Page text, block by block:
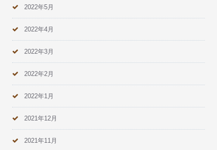
2022年5月
2022年4月
2022年3月
2022年2月
2022年1月
2021年12月
2021年11月